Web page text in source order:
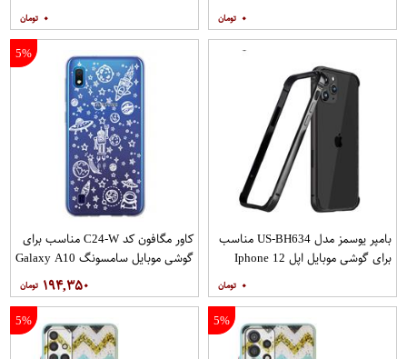
۰ ۰
بامپر یوسمز مدل US-BH634 مناسب
برای گوشی موبایل اپل Iphone 12
۰
5%
کاور مگافون کد C24-W مناسب برای
گوشی موبایل سامسونگ Galaxy A10
۱۹۴,۳۵۰
5%
5%